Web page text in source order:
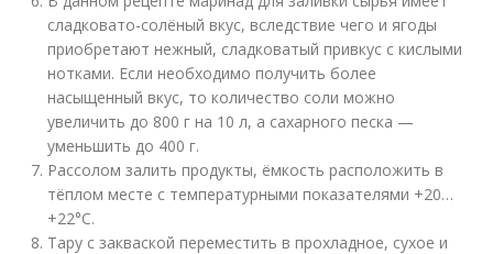
сладковато-солёный вкус, вследствие чего и ягоды
приобретают нежный, сладковатый привкус с кислыми
нотками. Если необходимо получить более
насыщенный вкус, то количество соли можно
увеличить до 800 г на 10 л, а сахарного песка —
уменьшить до 400 г.
Рассолом залить продукты, ёмкость расположить в
тёплом месте с температурными показателями +20…
+22°С.
Тару с закваской переместить в прохладное, сухое и